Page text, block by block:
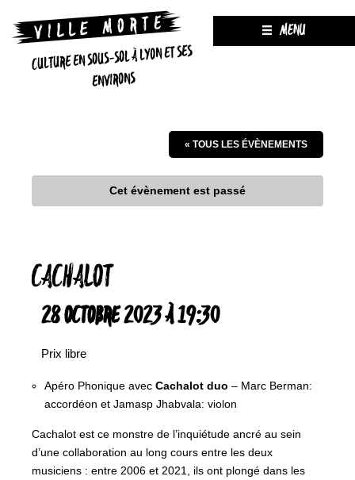
CULTURE EN SOUS-SOL À LYON ET SES
ENVIRONS
MENU
« TOUS LES ÉVÈNEMENTS
Cet évènement est passé
CACHALOT
28 OCTOBRE 2023 À 19:30
Prix libre
Apéro Phonique avec Cachalot duo – Marc Berman:
accordéon et Jamasp Jhabvala: violon
Cachalot est ce monstre de l’inquiétude ancré au sein
d’une collaboration au long cours entre les deux
musiciens : entre 2006 et 2021, ils ont plongé dans les